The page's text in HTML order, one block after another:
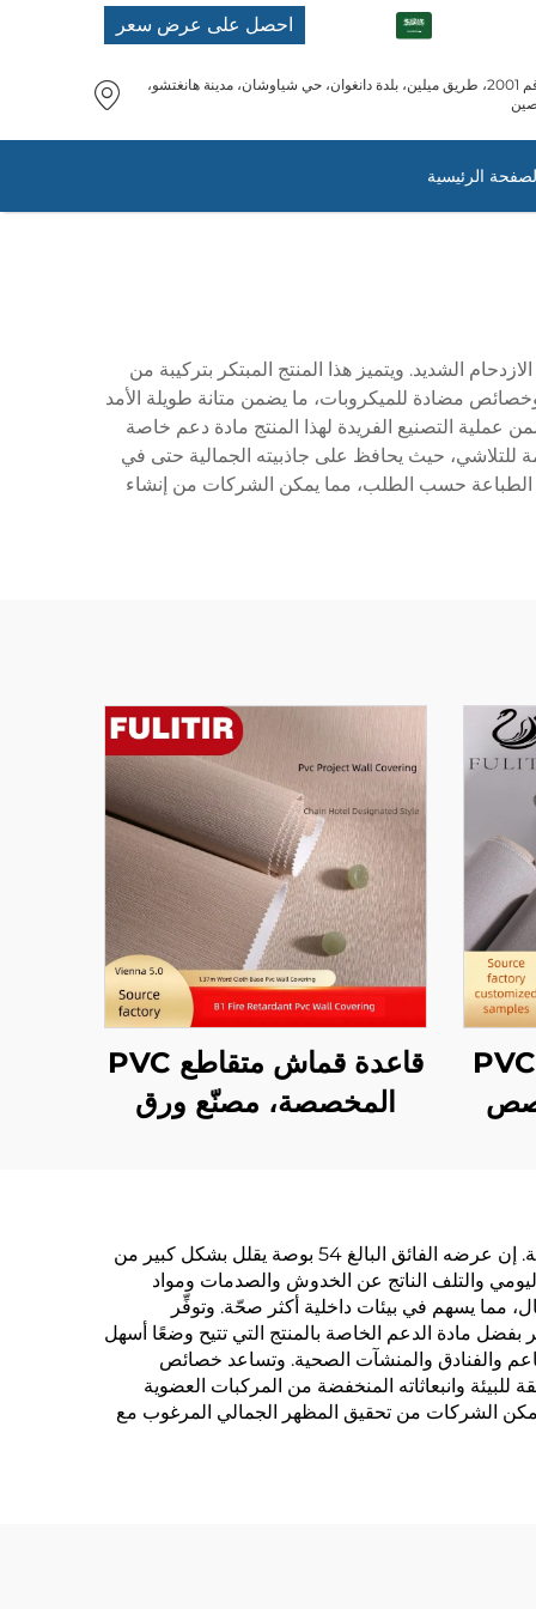
احصل على عرض سعر
رقم 2001، طريق ميلين، بلدة دانغوان، حي شياوشان، مدينة هانغتشو،
الرئيسية
ذات الازدحام الشديد. ويتميز هذا المنتج المبتكر بتركيبة من
للبقع وخصائص مضادة للميكروبات، ما يضمن متانة طويلة الأمد
عملية التصنيع الفريدة لهذا المنتج مادة دعم خاصة
ورق الحائط 54 باحتفاظ استثنائي بالألوان ومقاومة للتلاشي، حيث يحافظ على جاذبيته الجمالية حتى في
الطباعة حسب الطلب، مما يمكن الشركات من إنشاء
ورق جدران هندسي PVC
مخصص
قاعدة قماش متقاطع PVC
المخصصة، مصنّع ورق
تُقدِّم ورق الحائط التجاري بعرض 54 بوصة العديد من المزايا الجذابة التي تجعله الخيار المفضَّل لمشاريع التصميم الداخلي التجارية. إن عرضه الفائق البالغ 54 بوصة يقلل بشكل كبير من
اليومي والتلف الناتج عن الخدوش والصدمات ومواد
مما يسهم في بيئات داخلية أكثر صحّة. وتوفِّر
مادة الدعم الخاصة بالمنتج التي تتيح وضعًا أسهل
والفنادق والمنشآت الصحية. وتساعد خصائص
وانبعاثاته المنخفضة من المركبات العضوية
تمكن الشركات من تحقيق المظهر الجمالي المرغوب مع